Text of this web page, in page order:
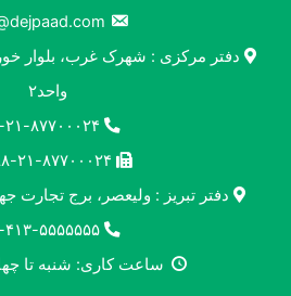
واحد۲
دفتر تبریز : ولیعصر، برج تجارت جهانی،
ساعت کاری: شنبه تا